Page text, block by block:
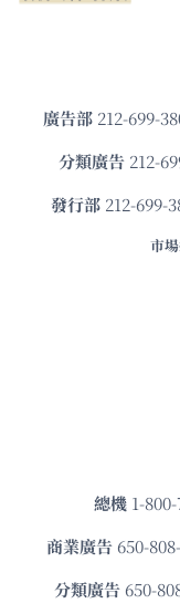
廣告部212-699-
分類廣告 212-
發⾏部 212-699-
市
總機 1-
商業廣告 650-
分類廣告 650-